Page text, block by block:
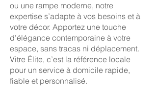
ou une rampe moderne, notre
expertise s’adapte à vos besoins et à
votre décor. Apportez une touche
d’élégance contemporaine à votre
espace, sans tracas ni déplacement.
Vitre Élite, c’est la référence locale
pour un service à domicile rapide,
fiable et personnalisé.